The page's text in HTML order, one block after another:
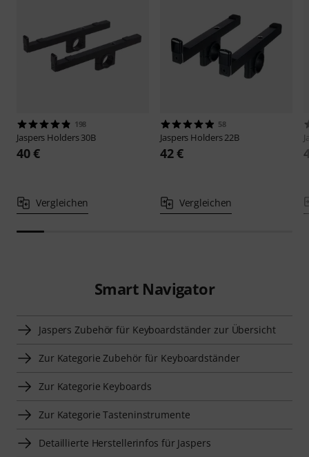
198
Jaspers Holders 30B
40 €
Vergleichen
58
Jaspers Holders 22B
42 €
Vergleichen
Smart Navigator
Jaspers Zubehör für Keyboardständer zur Übersicht
Zur Kategorie Zubehör für Keyboardständer
Zur Kategorie Keyboards
Zur Kategorie Tasteninstrumente
Detaillierte Herstellerinfos für Jaspers